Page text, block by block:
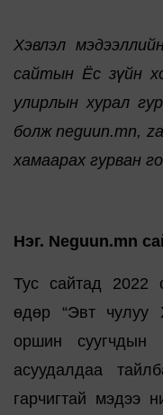
Хэвлэл
сайтын Ёс зүйн
улирлын хурал
болж neguun.mn,
хамаарах гурван
Нэг. Neguun.mn
Тус сайтад 2022
өдөр “Эвт чулуу
оршин суугчдын
асуудалдаа
гарчигтай мэдээ